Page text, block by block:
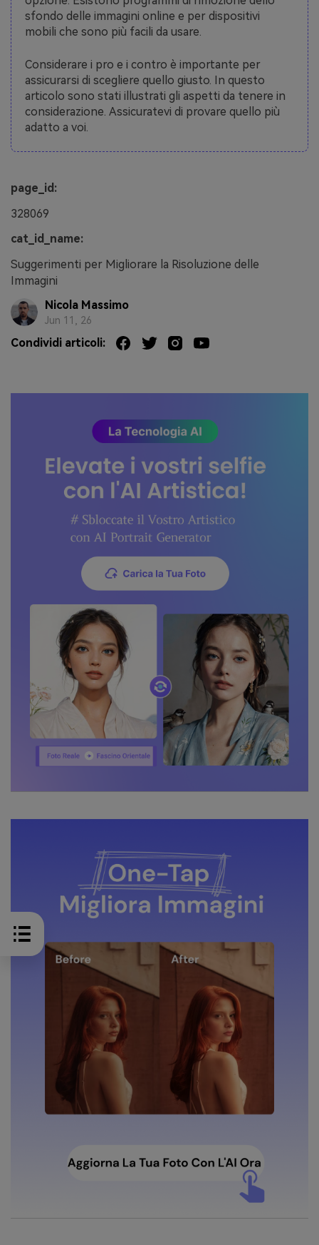
sfondo delle immagini online e per dispositivi
mobili che sono più facili da usare.
Considerare i pro e i contro è importante per
assicurarsi di scegliere quello giusto. In questo
articolo sono stati illustrati gli aspetti da tenere in
considerazione. Assicuratevi di provare quello più
adatto a voi.
page_id:
328069
cat_id_name:
Suggerimenti per Migliorare la Risoluzione delle
Immagini
Nicola Massimo
Jun 11, 26
Condividi articoli: